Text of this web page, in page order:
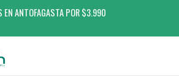
EN ANTOFAGASTA POR $3.990